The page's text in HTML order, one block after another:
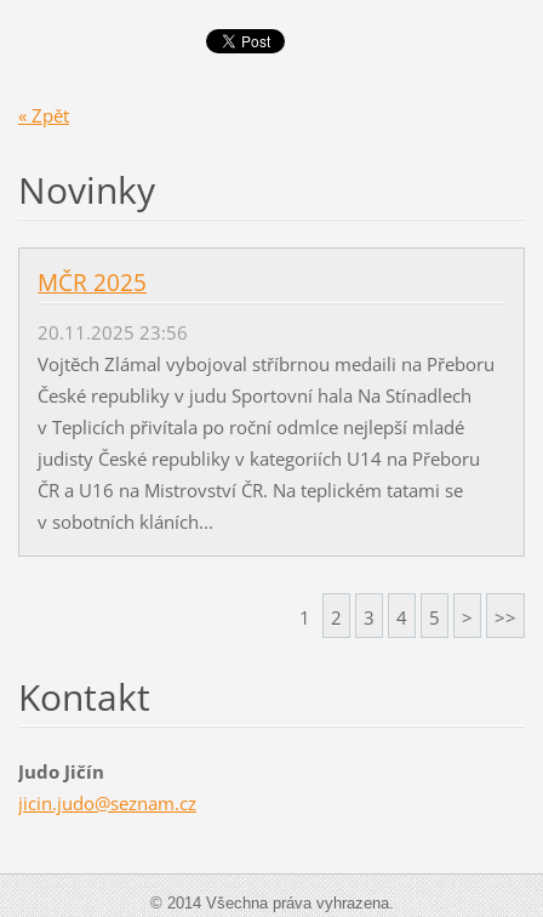
« Zpět
Novinky
MČR 2025
20.11.2025 23:56
Vojtěch Zlámal vybojoval stříbrnou medaili na Přeboru
České republiky v judu Sportovní hala Na Stínadlech
v Teplicích přivítala po roční odmlce nejlepší mladé
judisty České republiky v kategoriích U14 na Přeboru
ČR a U16 na Mistrovství ČR. Na teplickém tatami se
v sobotních kláních...
1 2 3 4 5 > >>
Kontakt
Judo Jičín
jicin.judo@seznam.cz
© 2014 Všechna práva vyhrazena.